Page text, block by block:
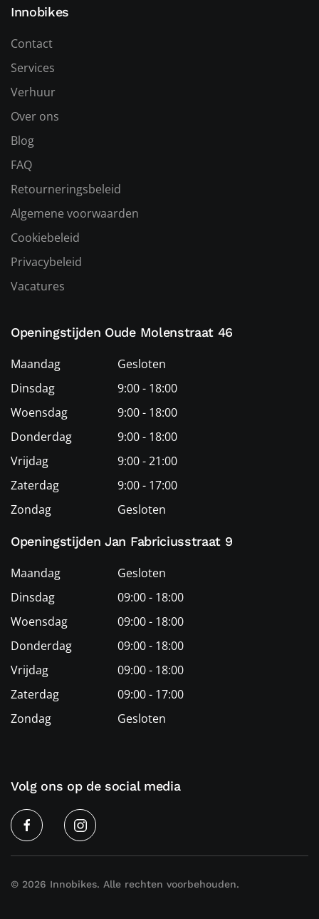
Innobikes
Contact
Services
Verhuur
Over ons
Blog
FAQ
Retourneringsbeleid
Algemene voorwaarden
Cookiebeleid
Privacybeleid
Vacatures
Openingstijden Oude Molenstraat 46
Maandag
Gesloten
Dinsdag
9:00 - 18:00
Woensdag
9:00 - 18:00
Donderdag
9:00 - 18:00
Vrijdag
9:00 - 21:00
Zaterdag
9:00 - 17:00
Zondag
Gesloten
Openingstijden Jan Fabriciusstraat 9
Maandag
Gesloten
Dinsdag
09:00 - 18:00
Woensdag
09:00 - 18:00
Donderdag
09:00 - 18:00
Vrijdag
09:00 - 18:00
Zaterdag
09:00 - 17:00
Zondag
Gesloten
Volg ons op de social media
© 2026 Innobikes. Alle rechten voorbehouden.